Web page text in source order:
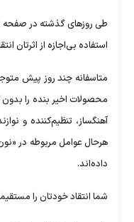
طی روز‌های گذشته در
استفاده بی‌اجازه از اثرتان
متاسفانه چند روز پیش
محصولات اخیر بنده را
آهنگساز، تنظیم‌کننده و
هرحال عوامل مربوطه در
داده‌اند.
شما انتقاد خودتان را